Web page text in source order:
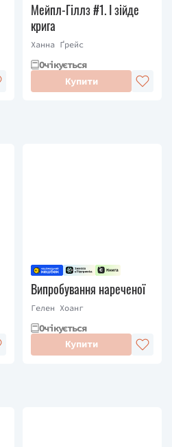
Мейпл-Гіллз #1. І зійде
крига
Ханна Ґрейс
Очікується
Купити
Випробування нареченої
Гелен Хоанг
Очікується
Купити